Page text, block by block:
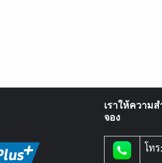
เราให้ความ
จอง
โท